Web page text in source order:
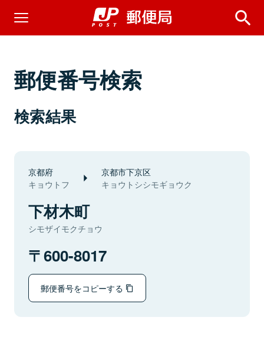
郵便番号検索
検索結果
京都府
キョウトフ
京都市下京区
キョウトシシモギョウク
下材木町
シモザイモクチョウ
600-8017
郵便番号をコピーする